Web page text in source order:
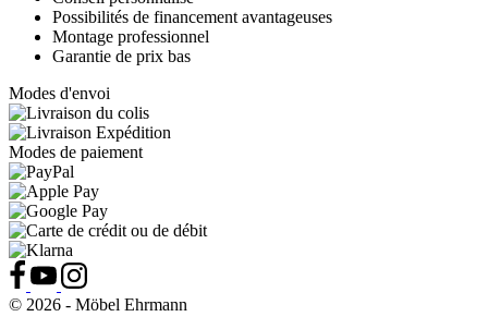
Possibilités de financement avantageuses
Montage professionnel
Garantie de prix bas
Modes d'envoi
Modes de paiement
© 2026 - Möbel Ehrmann